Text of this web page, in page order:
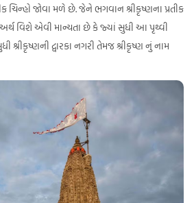
ચિન્હો જોવા મળે છે. જેને ભગવાન શ્રીકૃષ્ણના પ્રતીક
વિશે એવી માન્યતા છે કે જ્યાં સુધી આ પૃથ્વી
શ્રીકૃષ્ણની દ્વારકા નગરી તેમજ શ્રીકૃષ્ણ નું નામ